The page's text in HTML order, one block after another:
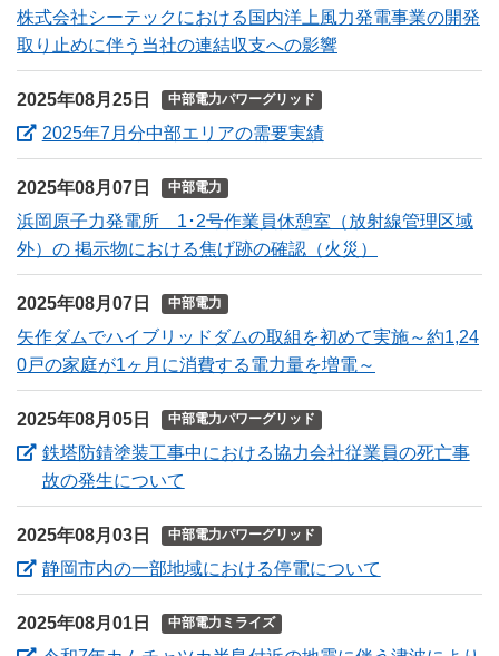
株式会社シーテックにおける国内洋上風力発電事業の開発
取り止めに伴う当社の連結収支への影響
2025年08月25日 中部電力パワーグリッド
2025年7月分中部エリアの需要実績（新しいウィンドウ
2025年08月07日 中部電力
浜岡原子力発電所 1･2号作業員休憩室（放射線管理区域
外）の 掲示物における焦げ跡の確認（火災）
2025年08月07日 中部電力
矢作ダムでハイブリッドダムの取組を初めて実施～約1,24
0戸の家庭が1ヶ月に消費する電力量を増電～
2025年08月05日 中部電力パワーグリッド
鉄塔防錆塗装工事中における協力会社従業員の死亡事
故の発生について
2025年08月03日 中部電力パワーグリッド
静岡市内の一部地域における停電について
2025年08月01日 中部電力ミライズ